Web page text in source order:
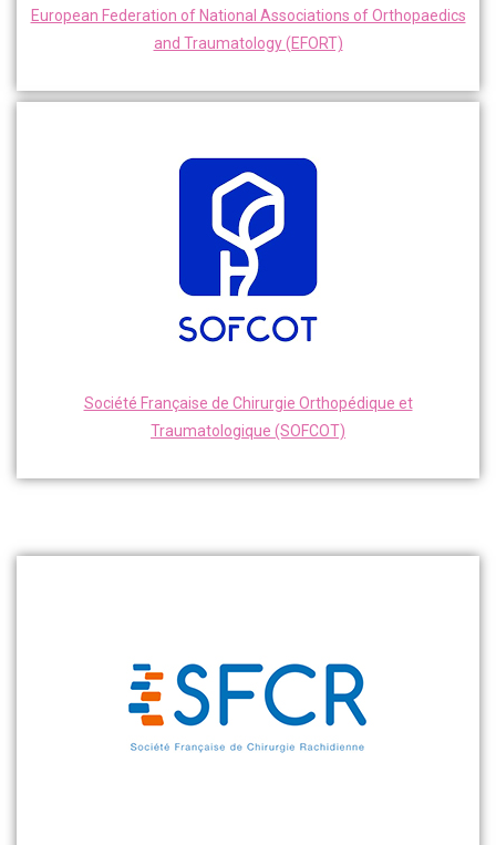
European Federation of National Associations of Orthopaedics
and Traumatology (EFORT)
Société Française de Chirurgie Orthopédique et
Traumatologique (SOFCOT)